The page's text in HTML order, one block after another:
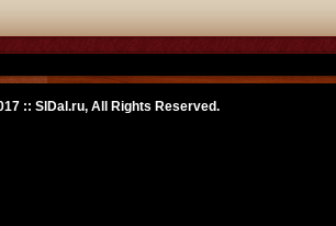
:: SlDal.ru, All Rights Reserved.